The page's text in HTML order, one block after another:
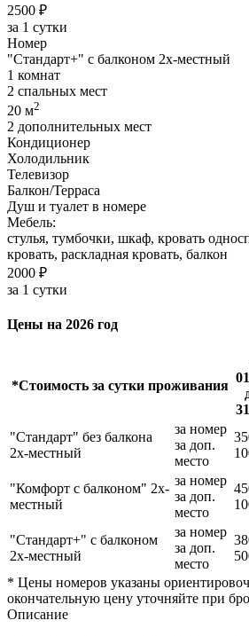
2500 ₽
за 1 сутки
Номер
"Стандарт+" с балконом 2х-местный
1 комнат
2 спальных мест
20 м2
2 дополнительных мест
Кондиционер
Холодильник
Телевизор
Балкон/Терраса
Душ и туалет в номере
Мебель:
стулья, тумбочки, шкаф, кровать
кровать, раскладная кровать, балкон
2000 ₽
за 1 сутки
Цены на 2026 год
*Стоимость за сутки проживания
"Стандарт" без балкона
2х-местный
за номер
за доп.
место
"Комфорт с балконом" 2х-
местный
за номер
за доп.
место
"Стандарт+" с балконом
2х-местный
за номер
за доп.
место
* Цены номеров указаны
окончательную цену уточняйте при
Описание